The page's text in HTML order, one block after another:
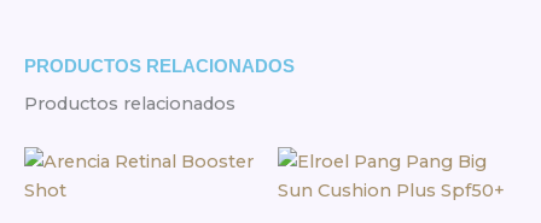
PRODUCTOS RELACIONADOS
Productos relacionados